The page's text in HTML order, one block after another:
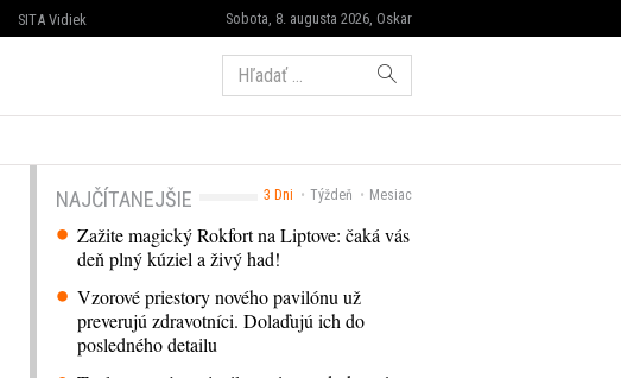
Sobota, 8. augusta 2026, Oskar
SITA Vidiek
Hľadať:
3 Dni Týždeň Mesiac
NAJČÍTANEJŠIE
Zažite magický Rokfort na Liptove: čaká vás
deň plný kúziel a živý had!
Vzorové priestory nového pavilónu už
preverujú zdravotníci. Dolaďujú ich do
posledného detailu